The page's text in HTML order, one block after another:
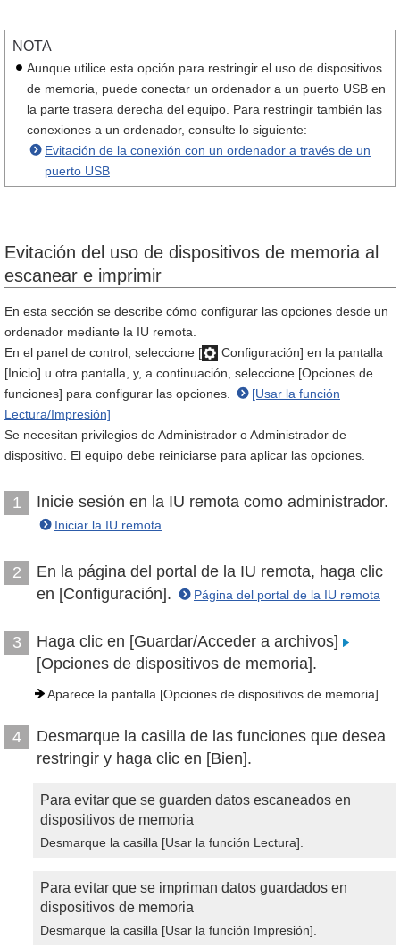
NOTA
Aunque utilice esta opción para restringir el uso de dispositivos
de memoria, puede conectar un ordenador a un puerto USB en
la parte trasera derecha del equipo. Para restringir también las
conexiones a un ordenador, consulte lo siguiente:
Evitación de la conexión con un ordenador a través de un
puerto USB
Evitación del uso de dispositivos de memoria al
escanear e imprimir
En esta sección se describe cómo configurar las opciones desde un
ordenador mediante la IU remota.
En el panel de control, seleccione [
Configuración] en la pantalla
[Inicio] u otra pantalla, y, a continuación, seleccione [Opciones de
funciones] para configurar las opciones.
[Usar la función
Lectura/Impresión]
Se necesitan privilegios de Administrador o Administrador de
dispositivo. El equipo debe reiniciarse para aplicar las opciones.
1 Inicie sesión en la IU remota como administrador.
Iniciar la IU remota
2
En la página del portal de la IU remota, haga clic
en [Configuración].
Página del portal de la IU remota
3
Haga clic en [Guardar/Acceder a archivos]
[Opciones de dispositivos de memoria].
Aparece la pantalla [Opciones de dispositivos de memoria].
4
Desmarque la casilla de las funciones que desea
restringir y haga clic en [Bien].
Para evitar que se guarden datos escaneados en
dispositivos de memoria
Desmarque la casilla [Usar la función Lectura].
Para evitar que se impriman datos guardados en
dispositivos de memoria
Desmarque la casilla [Usar la función Impresión].